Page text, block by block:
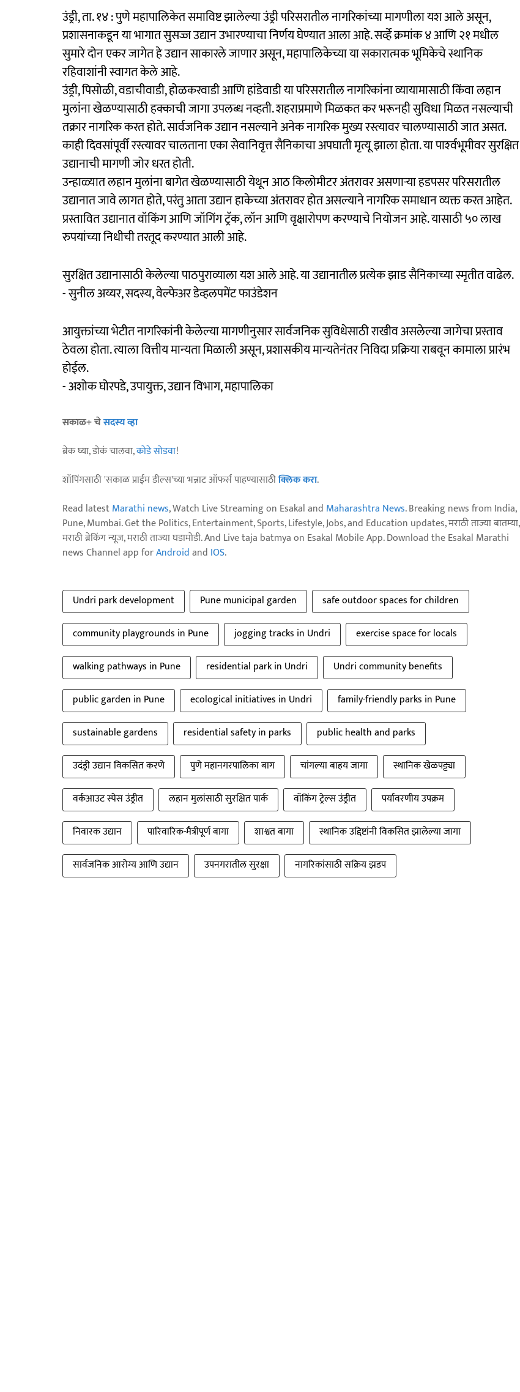
उंड्री, ता. १४ : पुणे महापालिकेत समाविष्ट झालेल्या उंड्री परिसरातील नागरिकांच्या मागणीला यश आले असून,
प्रशासनाकडून या भागात सुसज्ज उद्यान उभारण्याचा निर्णय घेण्यात आला आहे. सर्व्हे क्रमांक ४ आणि २१ मधील
सुमारे दोन एकर जागेत हे उद्यान साकारले जाणार असून, महापालिकेच्या या सकारात्मक भूमिकेचे स्थानिक
रहिवाशांनी स्वागत केले आहे.
उंड्री, पिसोळी, वडाचीवाडी, होळकरवाडी आणि हांडेवाडी या परिसरातील नागरिकांना व्यायामासाठी किंवा लहान
मुलांना खेळण्यासाठी हक्काची जागा उपलब्ध नव्हती. शहराप्रमाणे मिळकत कर भरूनही सुविधा मिळत नसल्याची
तक्रार नागरिक करत होते. सार्वजनिक उद्यान नसल्याने अनेक नागरिक मुख्य रस्त्यावर चालण्यासाठी जात असत.
काही दिवसांपूर्वी रस्त्यावर चालताना एका सेवानिवृत्त सैनिकाचा अपघाती मृत्यू झाला होता. या पार्श्‍वभूमीवर सुरक्षित
उद्यानाची मागणी जोर धरत होती.
उन्हाळ्यात लहान मुलांना बागेत खेळण्यासाठी येथून आठ किलोमीटर अंतरावर असणाऱ्या हडपसर परिसरातील
उद्यानात जावे लागत होते, परंतु आता उद्यान हाकेच्या अंतरावर होत असल्याने नागरिक समाधान व्यक्त करत आहेत.
प्रस्तावित उद्यानात वॉकिंग आणि जॉगिंग ट्रॅक, लॉन आणि वृक्षारोपण करण्याचे नियोजन आहे. यासाठी ५० लाख
रुपयांच्या निधीची तरतूद करण्यात आली आहे.
सुरक्षित उद्यानासाठी केलेल्या पाठपुराव्याला यश आले आहे. या उद्यानातील प्रत्येक झाड सैनिकाच्या स्मृतीत वाढेल.
- सुनील अय्यर, सदस्य, वेल्फेअर डेव्हलपमेंट फाउंडेशन
आयुक्तांच्या भेटीत नागरिकांनी केलेल्या मागणीनुसार सार्वजनिक सुविधेसाठी राखीव असलेल्या जागेचा प्रस्ताव
ठेवला होता. त्याला वित्तीय मान्यता मिळाली असून, प्रशासकीय मान्यतेनंतर निविदा प्रक्रिया राबवून कामाला प्रारंभ
होईल.
- अशोक घोरपडे, उपायुक्त, उद्यान विभाग, महापालिका
सकाळ+ चेसदस्य व्हा
ब्रेक घ्या, डोकं चालवा,कोडे सोडवा!
शॉपिंगसाठी 'सकाळ प्राईम डील्स'च्या भन्नाट ऑफर्स पाहण्यासाठीक्लिक करा.
Read latestMarathi news, Watch Live Streaming on Esakal and Maharashtra News. Breaking news from India,
Pune, Mumbai. Get the Politics, Entertainment, Sports, Lifestyle, Jobs, and Education updates, मराठी ताज्या बातम्या,
मराठी ब्रेकिंग न्यूज, मराठी ताज्या घडामोडी. And Live taja batmya on Esakal Mobile App. Download the Esakal Marathi
news Channel app forAndroidand IOS.
Undri park development Pune municipal garden
safe outdoor spaces for children
community playgrounds in Pune
jogging tracks in Undri
exercise space for locals
walking pathways in Pune
residential park in Undri
Undri community benefits
public garden in Pune
ecological initiatives in Undri
family-friendly parks in Pune
sustainable gardens
residential safety in parks
public health and parks
उदंड्री उद्यान विकसित करणे
पुणे महानगरपालिका बाग चांगल्या बाहय जागा
स्थानिक खेळपट्ट्या
वर्कआउट स्पेस उंड्रीत
लहान मुलांसाठी सुरक्षित पार्क वॉकिंग ट्रेल्स उंड्रीत
पर्यावरणीय उपक्रम
निवारक उद्यान
पारिवारिक-मैत्रीपूर्ण बागा शाश्वत बागा
स्थानिक उद्दिष्टांनी विकसित झालेल्या जागा
सार्वजनिक आरोग्य आणि उद्यान
उपनगरातील सुरक्षा नागरिकांसाठी सक्रिय झडप